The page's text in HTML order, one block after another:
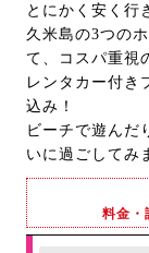
とにかく安く行
久米島の3つの
て、コスパ重視
レンタカー付き
込み！
ビーチで遊んだ
いに過ごしてみ
料金・